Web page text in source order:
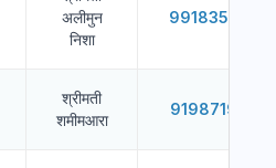
अलीमुन
निशा
9918356855
श्रीमती
शमीमआरा
9198719546